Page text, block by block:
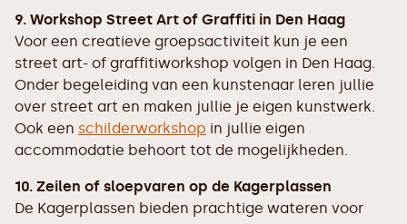
9. Workshop Street Art of Graffiti in Den Haag
Voor een creatieve groepsactiviteit kun je een
street art- of graffitiworkshop volgen in Den Haag.
Onder begeleiding van een kunstenaar leren jullie
over street art en maken jullie je eigen kunstwerk.
Ook een schilderworkshop in jullie eigen
accommodatie behoort tot de mogelijkheden.
10. Zeilen of sloepvaren op de Kagerplassen
De Kagerplassen bieden prachtige wateren voor